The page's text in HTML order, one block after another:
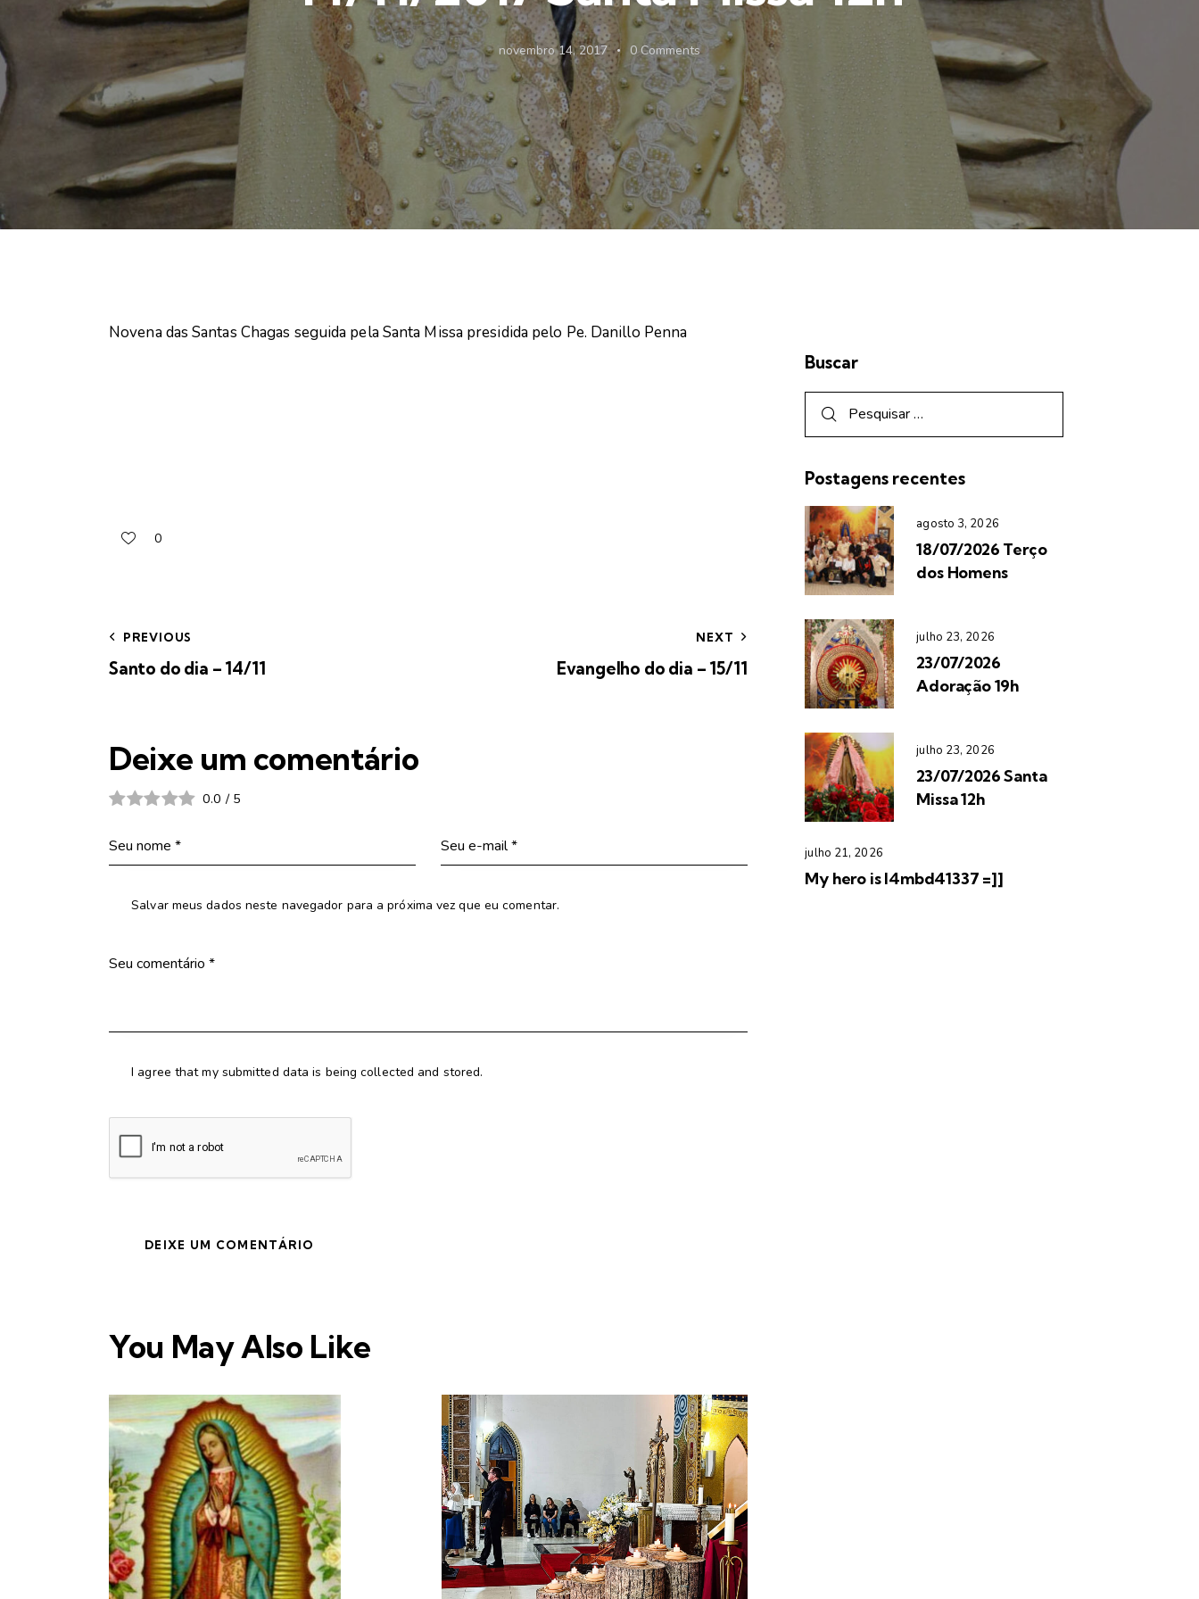
novembro 14, 2017 0 Comments
Novena das Santas Chagas seguida pela Santa Missa presidida pelo Pe. Danillo Penna
0
PREVIOUS
Santo do dia – 14/11
NEXT
Evangelho do dia – 15/11
Deixe um comentário
0.0 / 5
Salvar meus dados neste navegador para a próxima vez que eu comentar.
I agree that my submitted data is being collected and stored.
You May Also Like
Buscar
Postagens recentes
agosto 3, 2026
18/07/2026 Terço
dos Homens
julho 23, 2026
23/07/2026
Adoração 19h
julho 23, 2026
23/07/2026 Santa
Missa 12h
julho 21, 2026
My hero is l4mbd41337 =]]